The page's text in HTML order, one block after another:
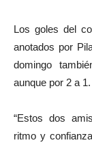
Los goles del
anotados por
domingo
aunque por 2 a 1.
“Estos dos
ritmo y